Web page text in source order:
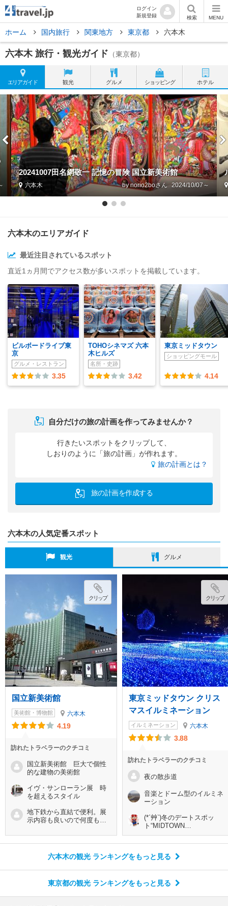
ログイン
新規登録
検索 MENU
ホーム 国内旅行 関東地方 東京都 六本木
六本木 旅行・観光ガイド （東京都）
エリアガイド 観光 グルメ ショッピング ホテル
20241007田名網敬一 記憶の冒険 国立新美術館
六本木 by norio2bo 2024/10/07～
六本木のエリアガイド
最近注目されているスポット
直近1ヵ月間でアクセス数が多いスポットを掲載しています。
ビルボードライブ東
京
グルメ・レストラン
3.35
TOHOシネマズ 六本
木ヒルズ
名所・史跡
3.42
東京ミッドタウン
ショッピングモール
4.14
自分だけの旅の計画を作ってみませんか？
行きたいスポットをクリップして、
しおりのように「旅の計画」が作れます。
旅の計画とは？
旅の計画を作成する
六本木の人気定番スポット
観光 グルメ
クリップ
国立新美術館
美術館・博物館 六本木
4.19
訪れたトラベラーのクチコミ
国立新美術館 巨大で個性
的な建物の美術館
イヴ・サンローラン展 時
を超えるスタイル
地下鉄から直結で便利。展
示内容も良いので何度も伺
クリップ
東京ミッドタウン クリス
マスイルミネーション
イルミネーション 六本木
3.88
訪れたトラベラーのクチコミ
夜の散歩道
音楽とドーム型のイルミネ
ーション
(*´艸`)冬のデートスポッ
ト“MIDTOWN
CHRISTMAS”キラキラ輝く
光の散歩道を楽しもう☆彡
六本木の観光 ランキングをもっと見る
東京都の観光 ランキングをもっと見る